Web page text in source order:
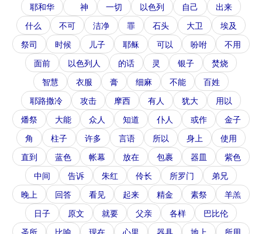
耶和华 神 一切 以色列 自己
出来
什么
不可 洁净 罪 石头 大卫
埃及
祭司
时候 儿子 耶稣 可以 吩咐
不用
面前
以色列人 的话 灵 银子
焚烧
智慧
衣服 膏 细麻 不能
百姓
耶路撒冷
攻击 摩西 有人 犹大
用以
燔祭
大能 众人 知道 仆人 或作
金子
角
柱子 许多 言语 所以 身上
使用
直到
蓝色 帐幕 放在 包裹 器皿
紫色
中间
告诉 朱红 伶长 所罗门
弟兄
晚上
回答 看见 起来 精金 素祭
羊羔
日子
原文 就要 父亲 各样
巴比伦
圣所
比喻 现在 心里 器具 地上 所用